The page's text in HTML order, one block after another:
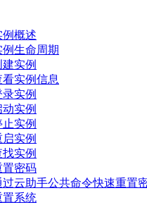
例概述
例生命周期
建实例
看实例信息
录实例
动实例
止实例
启实例
找实例
置密码
过云助手公共命令快速重置
置系统